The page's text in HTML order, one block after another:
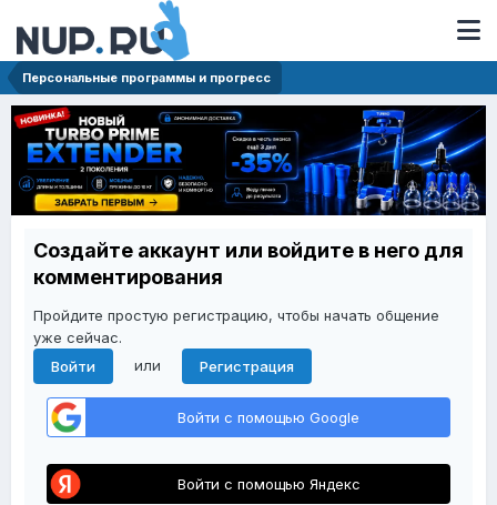
Персональные программы и прогресс
Создайте аккаунт или войдите в него для
комментирования
Пройдите простую регистрацию, чтобы начать общение
уже сейчас.
Войти
или Регистрация
Войти с помощью Google
Войти с помощью Яндекс